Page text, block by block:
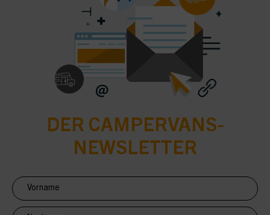
DER CAMPERVANS-
NEWSLETTER
Newsletter
Anmeldung
CV